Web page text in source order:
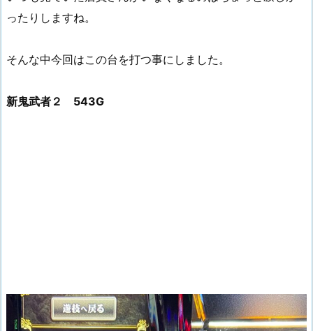
ったりしますね。
そんな中今回はこの台を打つ事にしました。
新鬼武者２ 543G